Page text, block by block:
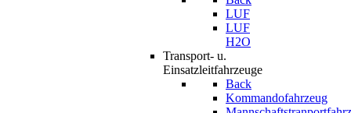
LUF
LUF
H2O
Transport- u.
Einsatzleitfahrzeuge
Back
Kommandofahrzeug